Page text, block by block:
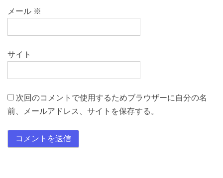
メール ※
サイト
次回のコメントで使用するためブラウザーに自分の名
前、メールアドレス、サイトを保存する。